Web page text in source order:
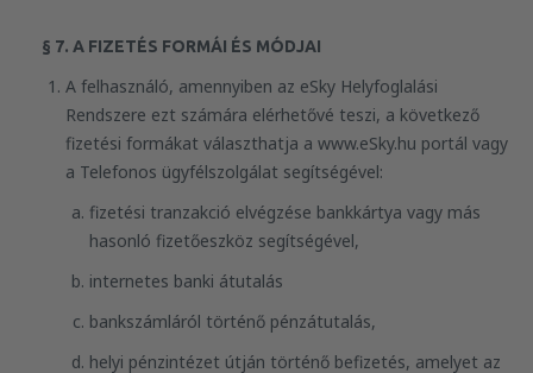
§ 7. A FIZETÉS FORMÁI ÉS MÓDJAI
A felhasználó, amennyiben az eSky Helyfoglalási
Rendszere ezt számára elérhetővé teszi, a következő
fizetési formákat választhatja a www.eSky.hu portál vagy
a Telefonos ügyfélszolgálat segítségével:
fizetési tranzakció elvégzése bankkártya vagy más
hasonló fizetőeszköz segítségével,
internetes banki átutalás
bankszámláról történő pénzátutalás,
helyi pénzintézet útján történő befizetés, amelyet az